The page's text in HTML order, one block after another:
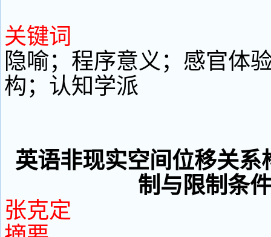
关键词
隐喻；程序意义；感官体
构；认知学派
英语非现实空间位移关系
制与限制条
张克定